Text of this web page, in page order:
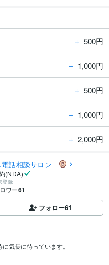
＋ 500円
＋ 1,000円
＋ 500円
＋ 1,000円
＋ 2,000円
電話相談サロン
(NDA)
登録
ワー61
フォロー61
気長に待っています。